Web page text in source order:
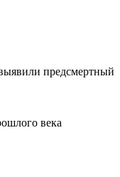
предсмертный
века